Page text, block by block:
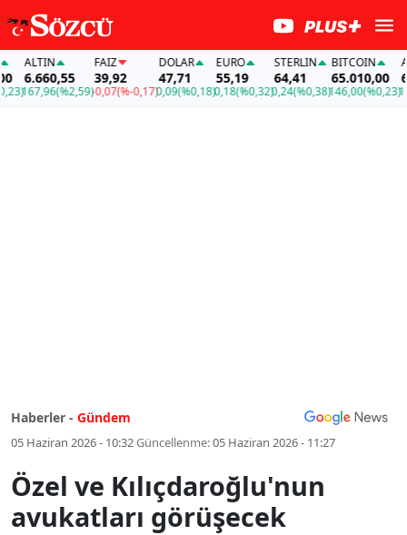
ALTIN
6.660,55
167,96(%2,59)
FAİZ
39,92
-0,07(%-0,17)
DOLAR
47,71
0,09(%0,18)
EURO
55,19
0,18(%0,32)
STERLIN
64,41
0,24(%0,38)
BITCOIN
65.010,00
146,00(%0,23)
Haberler - Gündem
05 Haziran 2026 - 10:32Güncellenme:05 Haziran 2026 - 11:27
Özel ve Kılıçdaroğlu'nun
avukatları görüşecek